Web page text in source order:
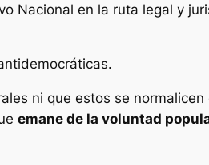
Nacional en la ruta legal y
ni que estos se normalicen
emane de la voluntad